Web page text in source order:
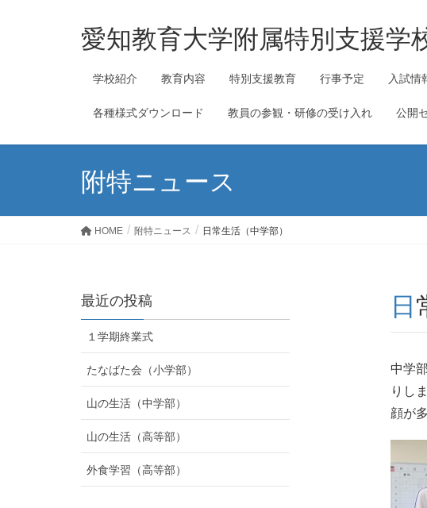
愛知教育大学附属特別支援学
学校紹介 教育内容 特別支援教育 行事予定 入試情
各種様式ダウンロード 教員の参観・研修の受け入れ 公開
附特ニュース
HOME 附特ニュース 日常生活（中学部）
中学
りし
顔が
最近の投稿
１学期終業式
たなばた会（小学部）
山の生活（中学部）
山の生活（高等部）
外食学習（高等部）